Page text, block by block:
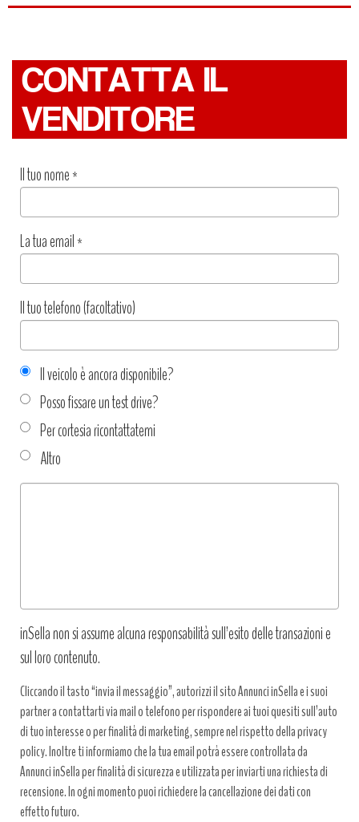
CONTATTA IL
VENDITORE
Il tuo nome*
La tua email*
Il tuo telefono (facoltativo)
Il veicolo è ancora disponibile?
Posso fissare un test drive?
Per cortesia ricontattatemi
Altro
Tipo
inSella non si assume alcuna responsabilità sull’esito delle transazioni e
sul loro contenuto.
Cliccando il tasto “invia il messaggio”, autorizzi il sito Annunci inSella e i suoi
partner a contattarti via mail o telefono per rispondere ai tuoi quesiti sull’auto
di tuo interesse o per finalità di marketing, sempre nel rispetto della privacy
policy. Inoltre ti informiamo che la tua email potrà essere controllata da
Annunci inSella per finalità di sicurezza e utilizzata per inviarti una richiesta di
recensione. In ogni momento puoi richiedere la cancellazione dei dati con
effetto futuro.